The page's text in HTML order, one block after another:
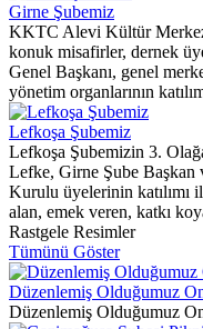
Girne Şubemiz
KKTC Alevi Kültür
konuk misafirler, dernek
Genel Başkanı, genel
yönetim organlarının
Lefkoşa Şubemiz
Lefkoşa Şubemizin 3.
Lefke, Girne Şube
Kurulu üyelerinin katılımı
alan, emek veren, katkı
Rastgele Resimler
Tümünü Göster
Düzenlemiş Olduğumuz
Düzenlemiş Olduğumuz